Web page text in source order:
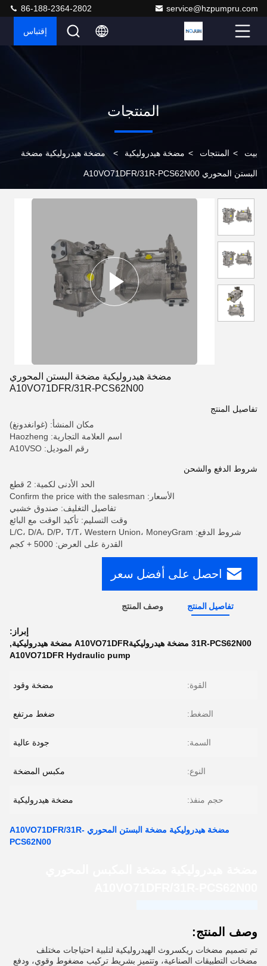
service@hzpumpru.com
86-188-2364-2802
إقتباس
المنتجات
بيت > المنتجات > مضخة هيدروليكية > مضخة هيدروليكية مضخة
البستن المحوري A10VO71DFR/31R-PCS62N00
مضخة هيدروليكية مضخة البستن المحوري
A10VO71DFR/31R-PCS62N00
تفاصيل المنتج
مكان المنشأ: (غوانغدونغ)
اسم العلامة التجارية: Haozheng
رقم الموديل: A10VSO
شروط الدفع والشحن
الحد الأدنى لكمية: 2 قطع
الأسعار: Confirm the price with the salesman
تفاصيل التغليف: صندوق خشبي
وقت التسليم: تأكيد الوقت مع البائع
شروط الدفع: L/C، D/A، D/P، T/T، Western Union، MoneyGram
القدرة على العرض: 5000 + كجم
احصل على أفضل سعر
تفاصيل المنتج وصف المنتج
إبراز:
31R-PCS62N00 مضخة هيدروليكيةA10VO71DFR مضخة هيدروليكية
,
A10VO71DFR Hydraulic pump
القوة: مضخة وقود
الضغط: ضغط مرتفع
السمة: جودة عالية
النوع: مكبس المضخة
حجم منفذ: مضخة هيدروليكية
مضخة هيدروليكية مضخة البستن المحوري A10VO71DFR/31R-
PCS62N00
وصف المنتج:
تم تصميم مضخات ريكسروث الهيدروليكية لتلبية احتياجات مختلف
مضخات التطبيقات الصناعية، وتتميز بشريط تركيب مضغوط وقوي، ودفع